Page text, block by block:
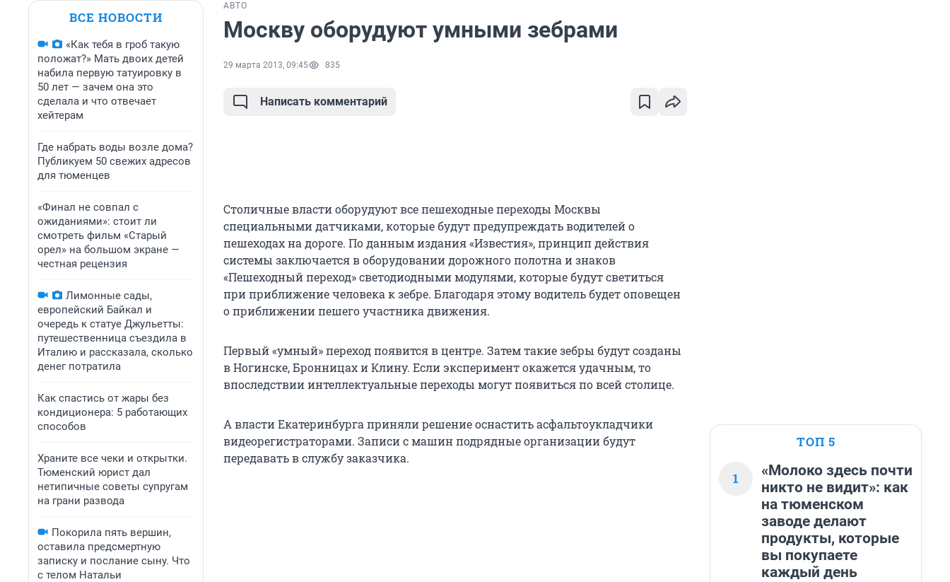
ВСЕ НОВОСТИ
«Как тебя в гроб такую
положат?» Мать двоих детей
набила первую татуировку в
50 лет — зачем она это
сделала и что отвечает
хейтерам
Где набрать воды возле дома?
Публикуем 50 свежих адресов
для тюменцев
«Финал не совпал с
ожиданиями»: стоит ли
смотреть фильм «Старый
орел» на большом экране —
честная рецензия
Лимонные сады,
европейский Байкал и
очередь к статуе Джульетты:
путешественница съездила в
Италию и рассказала, сколько
денег потратила
Как спастись от жары без
кондиционера: 5 работающих
способов
Храните все чеки и открытки.
Тюменский юрист дал
нетипичные советы супругам
на грани развода
Покорила пять вершин,
оставила предсмертную
записку и послание сыну. Что
с телом Натальи
АВТО
Москву оборудуют умными зебрами
29 марта 2013, 09:45 835
Написать комментарий
Столичные власти оборудуют все пешеходные переходы Москвы
специальными датчиками, которые будут предупреждать водителей о
пешеходах на дороге. По данным издания «Известия», принцип действия
системы заключается в оборудовании дорожного полотна и знаков
«Пешеходный переход» светодиодными модулями, которые будут светиться
при приближение человека к зебре. Благодаря этому водитель будет оповещен
о приближении пешего участника движения.
Первый «умный» переход появится в центре. Затем такие зебры будут созданы
в Ногинске, Бронницах и Клину. Если эксперимент окажется удачным, то
впоследствии интеллектуальные переходы могут появиться по всей столице.
А власти Екатеринбурга приняли решение оснастить асфальтоукладчики
видеорегистраторами. Записи с машин подрядные организации будут
передавать в службу заказчика.
ТОП 5
1
«Молоко здесь почти
никто не видит»: как
на тюменском
заводе делают
продукты, которые
вы покупаете
каждый день